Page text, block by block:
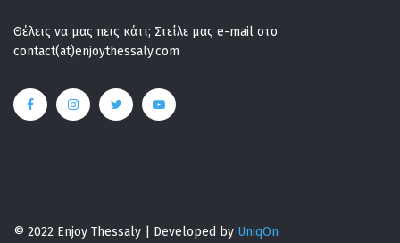
Θέλεις να μας πεις κάτι; Στείλε μας e-mail στο
contact(at)enjoythessaly.com
© 2022 Enjoy Thessaly | Developed by UniqOn